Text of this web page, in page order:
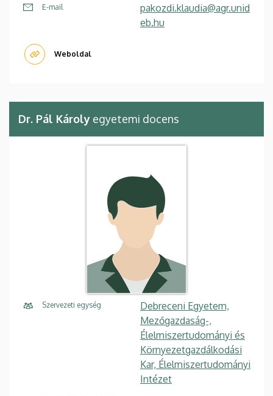
E-mail
pakozdi.klaudia@agr.unid
eb.hu
Weboldal
Dr. Pál Károly egyetemi docens
Szervezeti egység
Debreceni Egyetem,
Mezőgazdaság-,
Élelmiszertudományi és
Környezetgazdálkodási
Kar, Élelmiszertudományi
Intézet